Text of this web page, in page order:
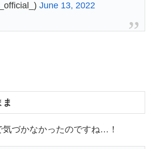
June 13, 2022
ま
づかなかったのですね…！